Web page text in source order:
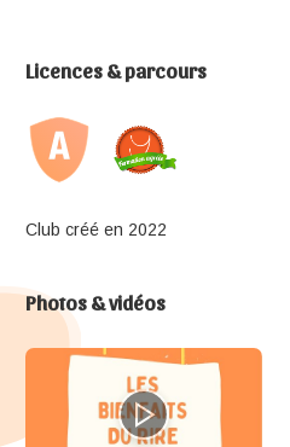
Licences & parcours
Club créé en 2022
Photos & vidéos